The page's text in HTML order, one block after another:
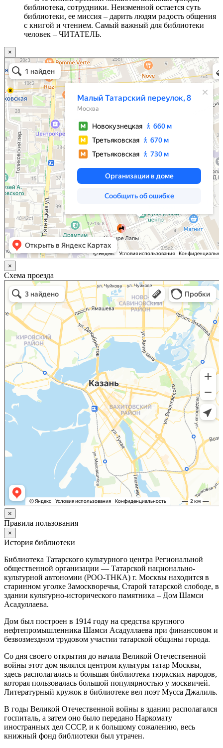
библиотека, сотрудники. Неизменной остается суть
библиотеки, ее миссия – дарить людям радость общения
с книгой и чтением. Самый важный для библиотеки
человек – ЧИТАТЕЛЬ.
×
Москва
Малый Татарский переулок, 8 на карте Москвы, ближайшее метро Новокузнецкая —
Яндекс.Карты
×
Схема проезда
Казань
Малый Татарский переулок, 8 на карте Москвы, ближайшее метро Новокузнецкая —
Яндекс.Карты
×
Правила пользования
×
История библиотеки
Библиотека Татарского культурного центра Региональной
общественной организации — Татарской национально-
культурной автономии (РОО-ТНКА) г. Москвы находится в
старинном уголке Замоскворечья, Старой татарской слободе, в
здании культурно-исторического памятника – Дом Шамси
Асадуллаева.
Дом был построен в 1914 году на средства крупного
нефтепромышленника Шамси Асадуллаева при финансовом и
безвозмездном трудовом участии татарской общины города.
Со дня своего открытия до начала Великой Отечественной
войны этот дом являлся центром культуры татар Москвы,
здесь располагалась и большая библиотека тюркских народов,
которая пользовалась большой популярностью у москвичей.
Литературный кружок в библиотеке вел поэт Мусса Джалиль.
В годы Великой Отечественной войны в здании располагался
госпиталь, а затем оно было передано Наркомату
иностранных дел СССР, и к большому сожалению, весь
книжный фонд библиотеки был утрачен.